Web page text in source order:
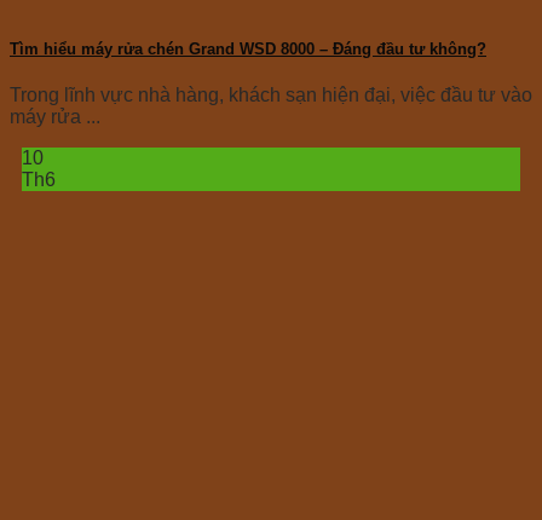
Tìm hiểu máy rửa chén Grand WSD 8000 – Đáng đầu tư không?
Trong lĩnh vực nhà hàng, khách sạn hiện đại, việc đầu tư vào
máy rửa ...
10
Th6